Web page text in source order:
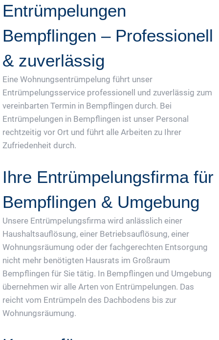
Entrümpelungen
Bempflingen – Professionell
& zuverlässig
Eine Wohnungsentrümpelung führt unser
Entrümpelungsservice professionell und zuverlässig zum
vereinbarten Termin in Bempflingen durch. Bei
Entrümpelungen in Bempflingen ist unser Personal
rechtzeitig vor Ort und führt alle Arbeiten zu Ihrer
Zufriedenheit durch.
Ihre Entrümpelungsfirma für
Bempflingen & Umgebung
Unsere Entrümpelungsfirma wird anlässlich einer
Haushaltsauflösung, einer Betriebsauflösung, einer
Wohnungsräumung oder der fachgerechten Entsorgung
nicht mehr benötigten Hausrats im Großraum
Bempflingen für Sie tätig. In Bempflingen und Umgebung
übernehmen wir alle Arten von Entrümpelungen. Das
reicht vom Entrümpeln des Dachbodens bis zur
Wohnungsräumung.